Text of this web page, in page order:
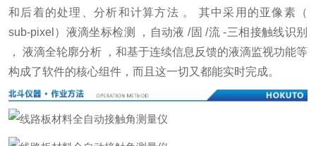
和后着的处理、分析和计算方法 。 其中采用的亚像素（
sub-pixel）液滴坐标检测 ，自动液 /固 /流 -三相接触线识别
， 液滴全轮廓分析 ，和基于连续信息反馈的液滴监视功能等
构成了软件的核心组件，而且这一切又都能实时完成。